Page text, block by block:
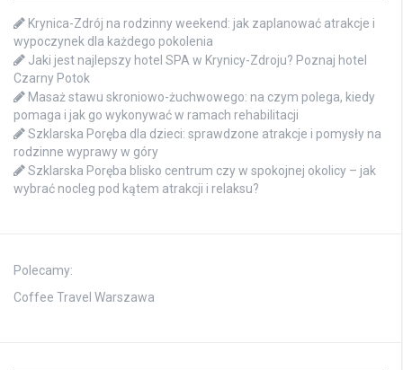
Krynica-Zdrój na rodzinny weekend: jak zaplanować atrakcje i
wypoczynek dla każdego pokolenia
Jaki jest najlepszy hotel SPA w Krynicy-Zdroju? Poznaj hotel
Czarny Potok
Masaż stawu skroniowo-żuchwowego: na czym polega, kiedy
pomaga i jak go wykonywać w ramach rehabilitacji
Szklarska Poręba dla dzieci: sprawdzone atrakcje i pomysły na
rodzinne wyprawy w góry
Szklarska Poręba blisko centrum czy w spokojnej okolicy – jak
wybrać nocleg pod kątem atrakcji i relaksu?
Polecamy:
Coffee Travel Warszawa